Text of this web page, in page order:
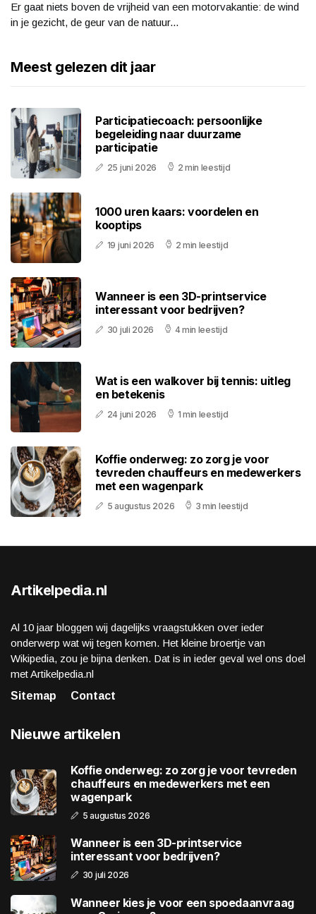
Er gaat niets boven de vrijheid van een motorvakantie: de wind
in je gezicht, de geur van de natuur...
Meest gelezen dit jaar
Participatiecoach: persoonlijke
begeleiding naar duurzame
participatie
25 juni 2026 2 min leestijd
1000 uren kaars: voordelen en
kooptips
19 juni 2026 2 min leestijd
Wanneer is een 3D-printservice
interessant voor bedrijven?
30 juli 2026 4 min leestijd
Wat is een walkover bij tennis: uitleg
en betekenis
24 juni 2026 1 min leestijd
Koffie onderweg: zo zorg je voor
tevreden chauffeurs en medewerkers
met een wagenpark
5 augustus 2026 3 min leestijd
Artikelpedia.nl
Al 10 jaar bloggen wij dagelijks vraagstukken over ieder
onderwerp wat wij tegen komen. Het kleine broertje van
Wikipedia, zou je bijna denken. Dat is in ieder geval wel ons doel
met Artikelpedia.nl
Sitemap
Contact
Nieuwe artikelen
Koffie onderweg: zo zorg je voor tevreden
chauffeurs en medewerkers met een
wagenpark
5 augustus 2026
Wanneer is een 3D-printservice
interessant voor bedrijven?
30 juli 2026
Wanneer kies je voor een spoedaanvraag